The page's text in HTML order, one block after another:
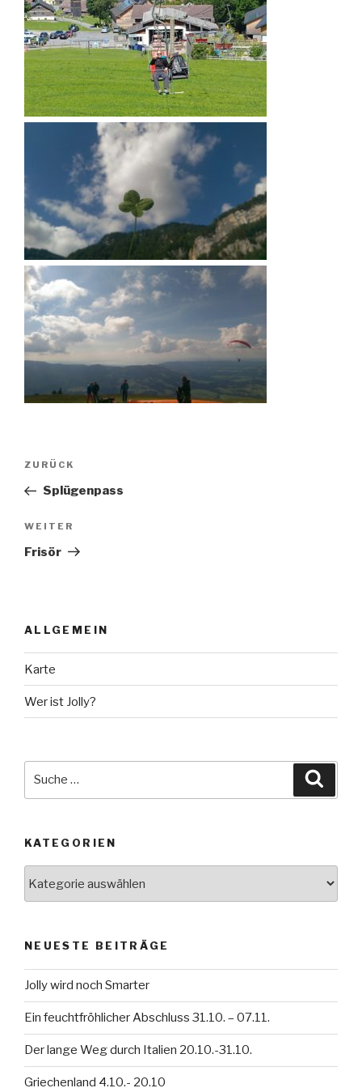
Beitragsnavigation
Vorheriger
Beitrag
ZURÜCK
Splügenpass
Nächster
Beitrag
WEITER
Frisör
ALLGEMEIN
Karte
Wer ist Jolly?
KATEGORIEN
NEUESTE BEITRÄGE
Jolly wird noch Smarter
Ein feuchtfröhlicher Abschluss 31.10. – 07.11.
Der lange Weg durch Italien 20.10.-31.10.
Griechenland 4.10.- 20.10